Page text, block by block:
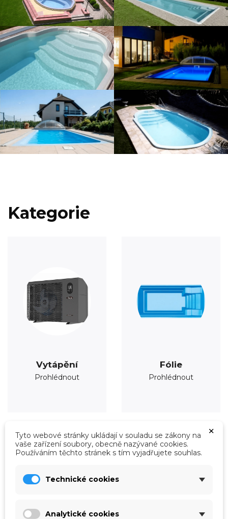
Kategorie
Vytápění
Prohlédnout
Fólie
Prohlédnout
×
Tyto webové stránky ukládají v souladu se zákony na
vaše zařízení soubory, obecně nazývané cookies.
Používáním těchto stránek s tím vyjadřujete souhlas.
Technické cookies
Analytické cookies